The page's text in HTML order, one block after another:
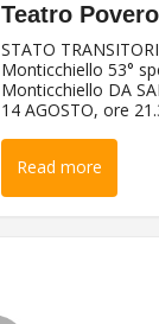
Teatro
STATO
Monticchiello 53°
Monticchiello DA
14 AGOSTO, ore
Read more